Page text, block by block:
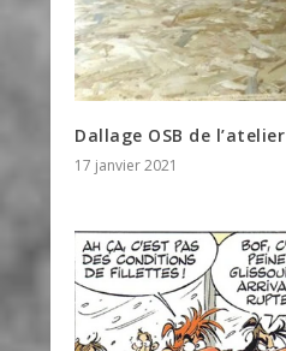
Dallage OSB de l’atelier
17 janvier 2021